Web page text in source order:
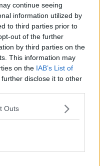
continue seeing
information utilized by
to third parties prior to
out of the further
by third parties on the
This information may
on the IAB’s List of
disclose it to other
Outs